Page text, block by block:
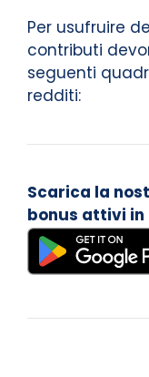
Per usufruire
contributi
seguenti
redditi:
Scarica la
bonus attivi in